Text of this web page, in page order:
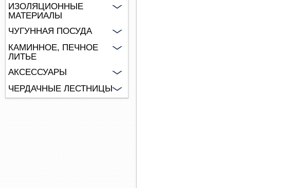
ИЗОЛЯЦИОННЫЕ
МАТЕРИАЛЫ
ЧУГУННАЯ ПОСУДА
КАМИННОЕ, ПЕЧНОЕ
ЛИТЬЕ
АКСЕССУАРЫ
ЧЕРДАЧНЫЕ ЛЕСТНИЦЫ